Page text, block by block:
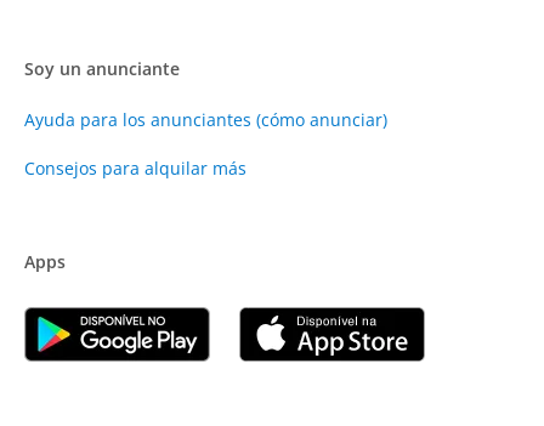
Soy un anunciante
Ayuda para los anunciantes (cómo anunciar)
Consejos para alquilar más
Apps